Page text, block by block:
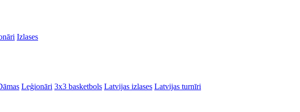
Izlases
Leģionāri 3x3 basketbols Latvijas izlases Latvijas turnīri